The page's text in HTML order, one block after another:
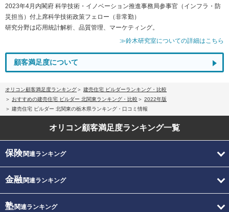
2023年4月内閣府 科学技術・イノベーション推進事務局参事官（インフラ・防
災担当）付上席科学技術政策フェロー（非常勤）
研究分野は応用統計解析、品質管理、マーケティング。
≫鈴木研究室についての詳細はこちら
顧客満足度について
オリコン顧客満足度ランキング
建売住宅 ビルダーランキング・比較
おすすめの建売住宅 ビルダー 北関東ランキング・比較
2022年版
建売住宅 ビルダー 北関東の栃木県ランキング・口コミ情報
オリコン顧客満足度ランキング一覧
保険関連ランキング
金融関連ランキング
塾関連ランキング